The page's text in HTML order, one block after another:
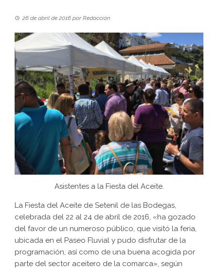
26 de abril de 2016 porRedacción
Asistentes a la Fiesta del Aceite.
La Fiesta del Aceite de Setenil de las Bodegas,
celebrada del 22 al 24 de abril de 2016, «ha gozado
del favor de un numeroso público, que visitó la feria,
ubicada en el Paseo Fluvial y pudo disfrutar de la
programación, así como de una buena acogida por
parte del sector aceitero de la comarca», según